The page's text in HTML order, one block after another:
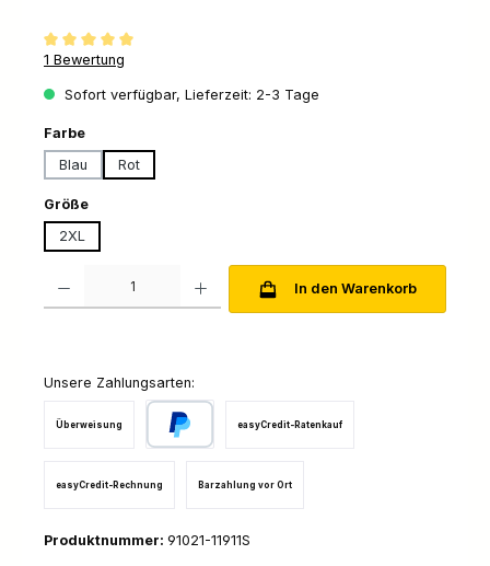
Durchschnittliche Bewertung von 5 von 5 Sternen
1 Bewertung
Sofort verfügbar, Lieferzeit: 2-3 Tage
Farbeauswählen
Blau
Rot
Größeauswählen
2XL
In den Warenkorb
Unsere Zahlungsarten:
Überweisung easyCredit-Ratenkauf
easyCredit-Rechnung Barzahlung vor Ort
Produktnummer: 91021-11911S